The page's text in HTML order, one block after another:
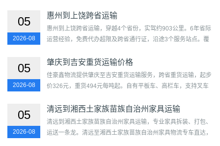
05
2026-08
惠州到上饶跨省运输
惠州到上饶跨省运输，穿越4个省份，实驾约903公里。6年省际
运营经验，免费代办超限及跨省通行证，沿途3个服务站点。覆
区、...
05
2026-08
肇庆到吉安重货运输价格
佳豪鑫物流提供肇庆至吉安重货运输服务，跨省重货运输，起步
价326元，重货494元每吨起。自有平板车、高栏车，支持叉车
县、德庆...
05
2026-08
清远到湘西土家族苗族自治州家具运输
清远到湘西土家族苗族自治州家具运输，专业家具拆装、打包、
运送一条龙。清远至湘西土家族苗族自治州家具物流专车直达，